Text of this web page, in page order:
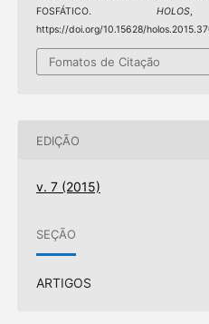
FOSFÁTICO. HOLOS
https://doi.org/10.15628/
Fomatos de Citação
EDIÇÃO
v. 7 (2015)
SEÇÃO
ARTIGOS